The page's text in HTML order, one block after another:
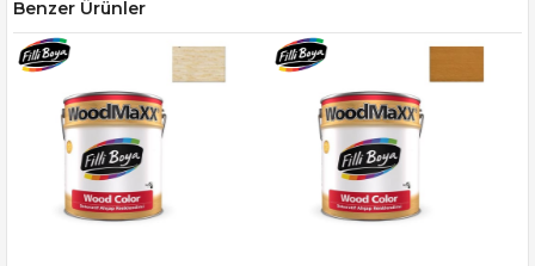
Benzer Ürünler